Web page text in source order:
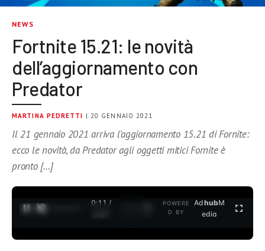
NEWS
Fortnite 15.21: le novità
dell’aggiornamento con
Predator
MARTINA PEDRETTI | 20 GENNAIO 2021
Il 21 gennaio 2021 arriva l’aggiornamento 15.21 di Fornite:
ecco le novità, da Predator agli oggetti mitici Fornite è
pronto […]
0:11 /
3:37
POWERE
D BY
AdhubM
edia